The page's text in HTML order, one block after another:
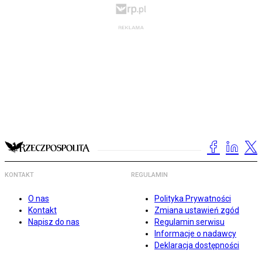
KONTAKT
O nas
Kontakt
Napisz do nas
REGULAMIN
Polityka Prywatności
Zmiana ustawień zgód
Regulamin serwisu
Informacje o nadawcy
Deklaracja dostępności